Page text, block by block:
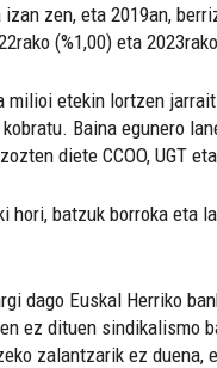
zen, eta 2019an,
(%1,00) eta
milioi etekin lortzen
Baina egunero
diete CCOO, UGT
hori, batzuk borroka eta
dago Euskal Herriko
ez dituen sindikalismo
zalantzarik ez